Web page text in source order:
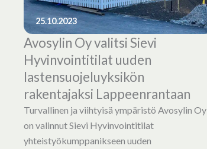
Avosylin Oy valitsi Sievi
Hyvinvointitilat uuden
lastensuojeluyksikön
rakentajaksi Lappeenrantaan
Turvallinen ja viihtyisä ympäristö Avosylin Oy
on valinnut Sievi Hyvinvointitilat
yhteistyökumppanikseen uuden
25.10.2023